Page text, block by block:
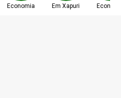
Economia Em Xapuri